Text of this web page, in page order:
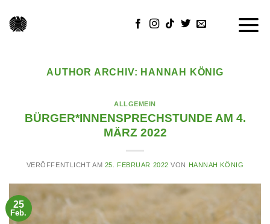
AUTHOR ARCHIV: HANNAH KÖNIG
ALLGEMEIN
BÜRGER*INNENSPRECHSTUNDE AM 4.
MÄRZ 2022
VERÖFFENTLICHT AM 25. FEBRUAR 2022 VON HANNAH KÖNIG
25
Feb.